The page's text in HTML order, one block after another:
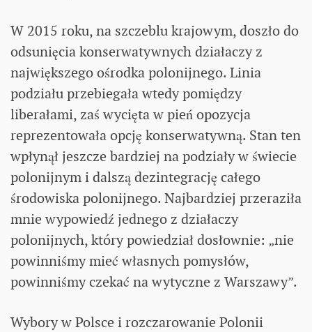
W 2015 roku, na szczeblu krajowym, doszło do
odsunięcia konserwatywnych działaczy z
największego ośrodka polonijnego. Linia
podziału przebiegała wtedy pomiędzy
liberałami, zaś wycięta w pień opozycja
reprezentowała opcję konserwatywną. Stan ten
wpłynął jeszcze bardziej na podziały w świecie
polonijnym i dalszą dezintegrację całego
środowiska polonijnego. Najbardziej przeraziła
mnie wypowiedź jednego z działaczy
polonijnych, który powiedział dosłownie: „nie
powinniśmy mieć własnych pomysłów,
powinniśmy czekać na wytyczne z Warszawy”.
Wybory w Polsce i rozczarowanie Polonii